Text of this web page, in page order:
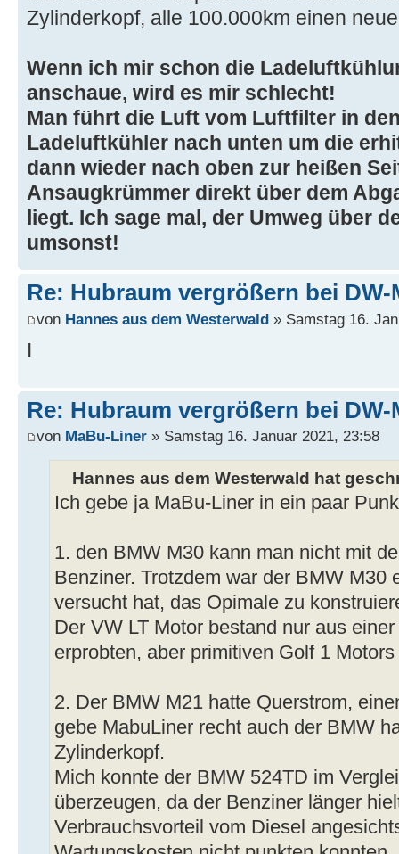
Zylinderkopf, alle 100.000km einen
Wenn ich mir schon die
anschaue, wird es mir schlecht!
Man führt die Luft vom Luftfilter in
Ladeluftkühler nach unten um die
dann wieder nach oben zur heißen
Ansaugkrümmer direkt über dem
liegt. Ich sage mal, der Umweg über
umsonst!
Re: Hubraum vergrößern bei
von Hannes aus dem Westerwald » Samstag 16.
I
Re: Hubraum vergrößern bei
von MaBu-Liner » Samstag 16. Januar 2021, 23:58
Hannes aus dem Westerwald hat
Ich gebe ja MaBu-Liner in ein paar
1. den BMW M30 kann man nicht mit
Benziner. Trotzdem war der BMW M30
versucht hat, das Opimale zu
Der VW LT Motor bestand nur aus
erprobten, aber primitiven Golf 1 Motors
2. Der BMW M21 hatte Querstrom,
gebe MabuLiner recht auch der BMW
Zylinderkopf.
Mich konnte der BMW 524TD im
überzeugen, da der Benziner länger
Verbrauchsvorteil vom Diesel